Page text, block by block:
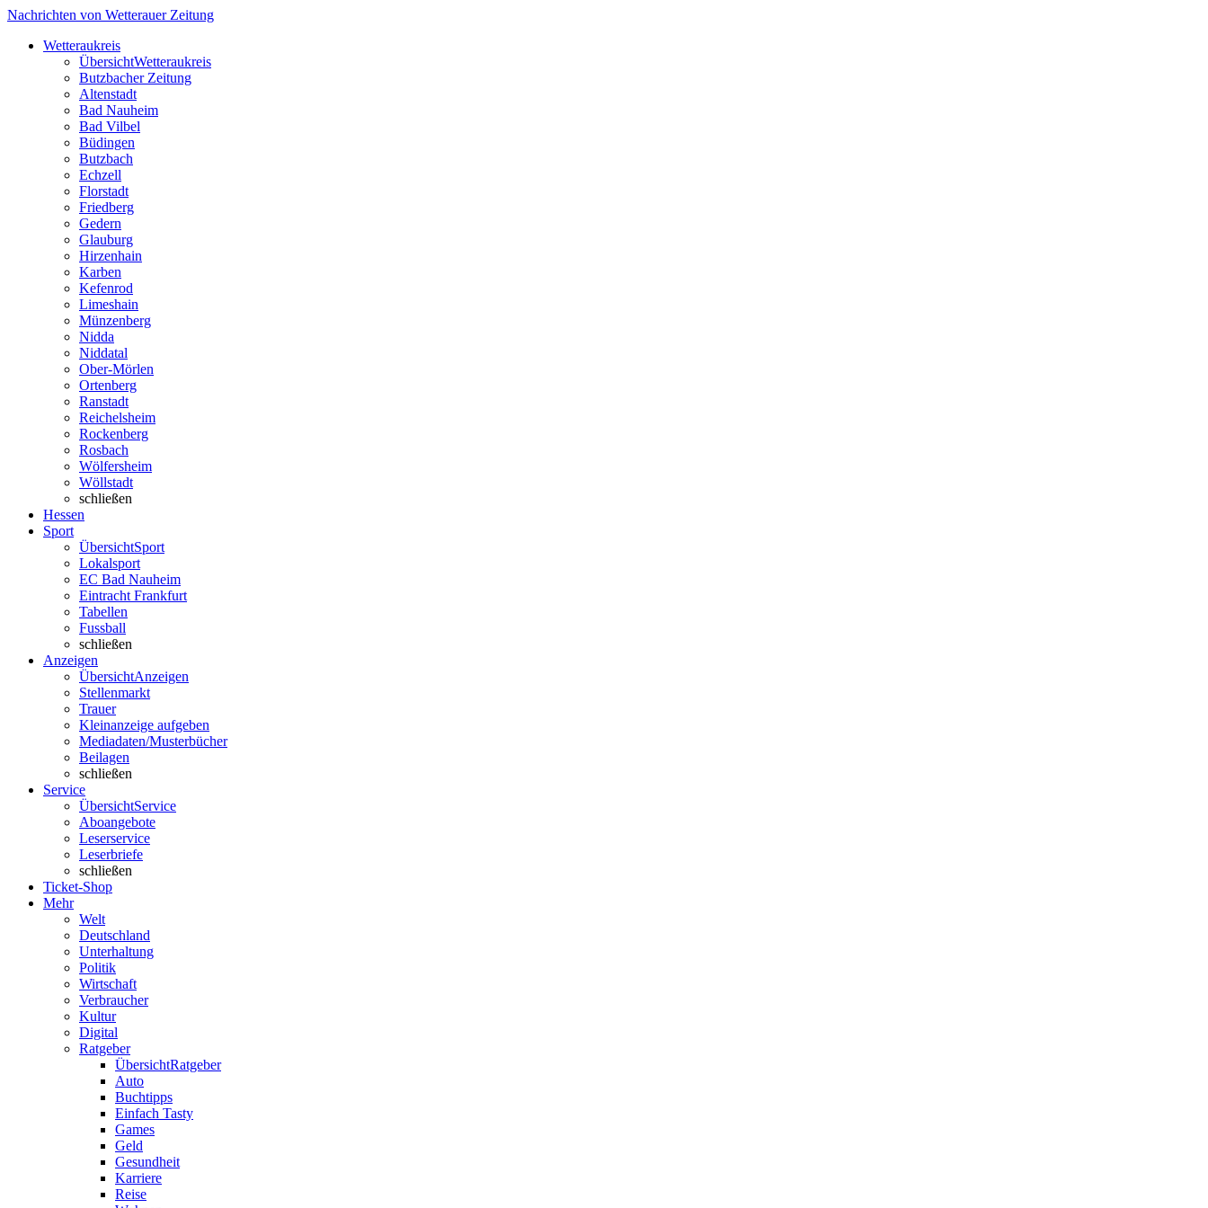
Nachrichten von Wetterauer Zeitung
Wetteraukreis
ÜbersichtWetteraukreis
Butzbacher Zeitung
Altenstadt
Bad Nauheim
Bad Vilbel
Büdingen
Butzbach
Echzell
Florstadt
Friedberg
Gedern
Glauburg
Hirzenhain
Karben
Kefenrod
Limeshain
Münzenberg
Nidda
Niddatal
Ober-Mörlen
Ortenberg
Ranstadt
Reichelsheim
Rockenberg
Rosbach
Wölfersheim
Wöllstadt
schließen
Hessen
Sport
ÜbersichtSport
Lokalsport
EC Bad Nauheim
Eintracht Frankfurt
Tabellen
Fussball
schließen
Anzeigen
ÜbersichtAnzeigen
Stellenmarkt
Trauer
Kleinanzeige aufgeben
Mediadaten/Musterbücher
Beilagen
schließen
Service
ÜbersichtService
Aboangebote
Leserservice
Leserbriefe
schließen
Ticket-Shop
Mehr
Welt
Deutschland
Unterhaltung
Politik
Wirtschaft
Verbraucher
Kultur
Digital
Ratgeber
ÜbersichtRatgeber
Auto
Buchtipps
Einfach Tasty
Games
Geld
Gesundheit
Karriere
Reise